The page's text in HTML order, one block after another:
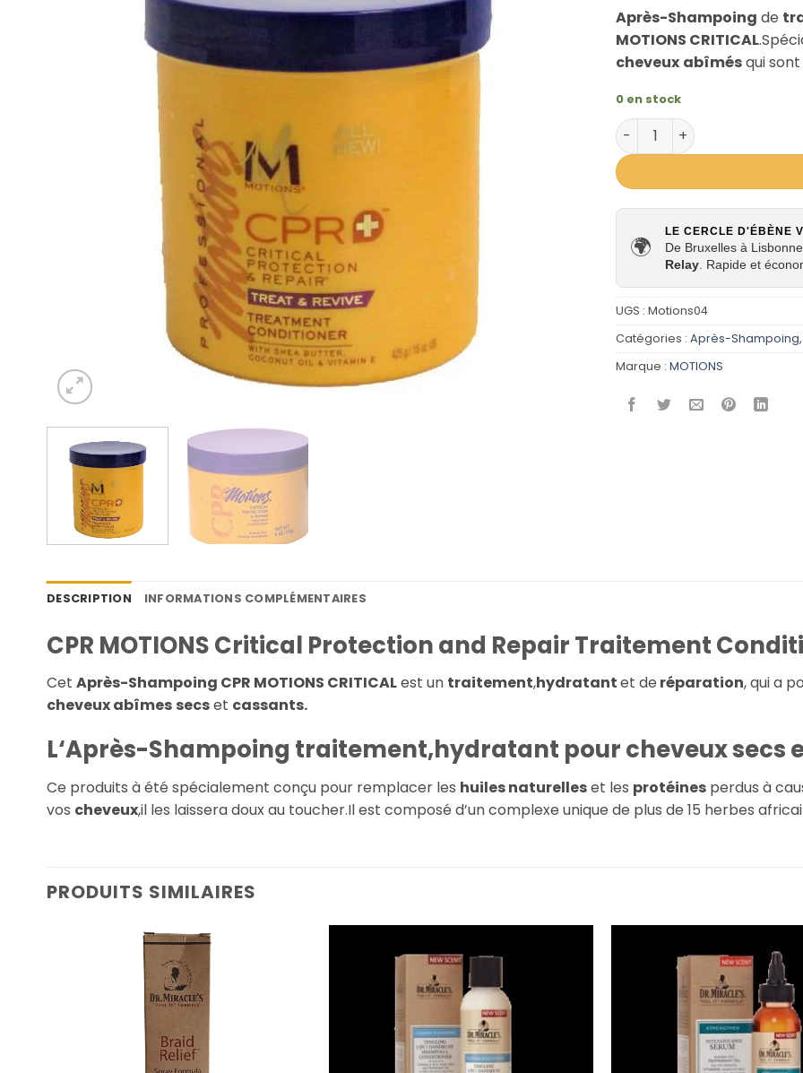
Après-Shampoing de
MOTIONS CRITICAL
cheveux abîmésqui
0 en stock
quantité de Après-
🌍
LE CERCLE D'ÉBÈNE
De Bruxelles à
Relay . Rapide et
UGS : Motions04
Catégories : Après-Shampoing,
Marque : MOTIONS
DESCRIPTION INFORMATIONS COMPLÉMENTAIRES
CPR MOTIONS Critical Protection and Repair Traitement
Cet Après-Shampoing CPR MOTIONS CRITICALest un traitement,hydratantet de réparation, qui a
cheveux abîmes secset cassants.
L‘Après-Shampoing traitement,hydratant pour cheveux secs
Ce produits à été spécialement conçu pour remplacer les huiles naturelleset les protéines perdus à
vos cheveux,il les laissera doux au toucher.Il est composé d’un complexe unique de plus de 15 herbes
PRODUITS SIMILAIRES